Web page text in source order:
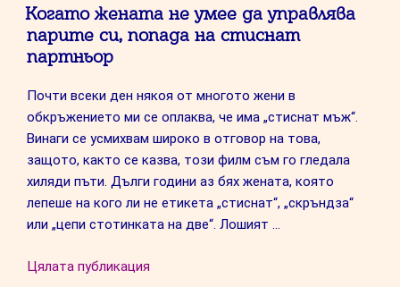
НА
Когато жената не умее да управлява
парите си, попада на стиснат
партньор
Почти всеки ден някоя от многото жени в
обкръжението ми се оплаква, че има „стиснат мъж“.
Винаги се усмихвам широко в отговор на това,
защото, както се казва, този филм съм го гледала
хиляди пъти. Дълги години аз бях жената, която
лепеше на кого ли не етикета „стиснат“, „скръндза“
или „цепи стотинката на две“. Лошият …
Цялата публикация